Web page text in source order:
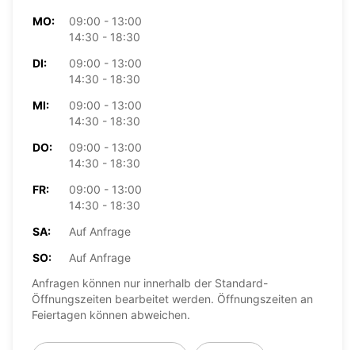
MO:
09:00 - 13:00
14:30 - 18:30
DI:
09:00 - 13:00
14:30 - 18:30
MI:
09:00 - 13:00
14:30 - 18:30
DO:
09:00 - 13:00
14:30 - 18:30
FR:
09:00 - 13:00
14:30 - 18:30
SA:
Auf Anfrage
SO:
Auf Anfrage
Anfragen können nur innerhalb der Standard-
Öffnungszeiten bearbeitet werden. Öffnungszeiten an
Feiertagen können abweichen.